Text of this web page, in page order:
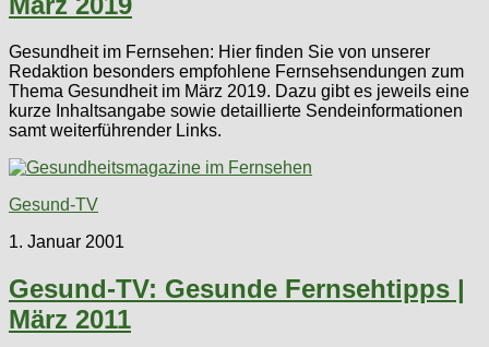
Gesundheit im Fernsehen: Hier finden Sie von unserer
Redaktion besonders empfohlene Fernsehsendungen zum
Thema Gesundheit im März 2019. Dazu gibt es jeweils eine
kurze Inhaltsangabe sowie detaillierte Sendeinformationen
samt weiterführender Links.
Gesund-TV
1. Januar 2001
Gesund-TV: Gesunde Fernsehtipps |
März 2011